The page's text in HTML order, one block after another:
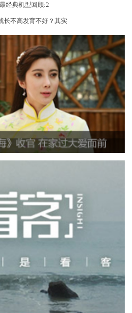
经典机型回顾:2
长不高发育不好？其实